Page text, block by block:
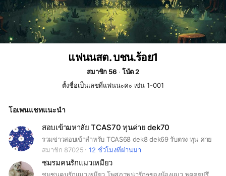
แฟนนสต. บชน.ร้อย1
สมาชิก 56
โน้ต 2
ตั้งชื่อเป็นเลขที่แฟนนะคะ เช่น 1-001
โอเพนแชทแนะนำ
สอบเข้ามหาลัย TCAS70 ทุนค่าย dek70
รวมข่าวสอบเข้าสำหรับ TCAS68 dek8 dek69 รับตรง ทุน ค่าย
สมาชิก 87025
12 ชั่วโมงที่ผ่านมา
ชมรมคนรักแมวเหมียว